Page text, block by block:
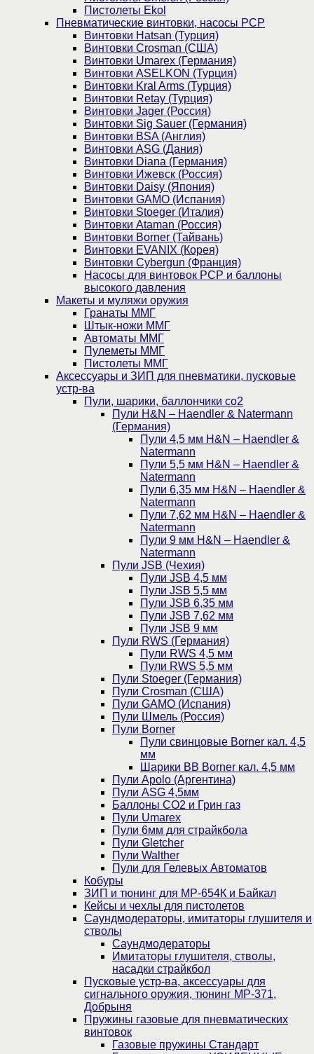
Пистолеты Ekol
Пневматические винтовки, насосы PCP
Винтовки Hatsan (Турция)
Винтовки Crosman (США)
Винтовки Umarex (Германия)
Винтовки ASELKON (Турция)
Винтовки Kral Arms (Турция)
Винтовки Retay (Турция)
Винтовки Jager (Россия)
Винтовки Sig Sauer (Германия)
Винтовки BSA (Англия)
Винтовки ASG (Дания)
Винтовки Diana (Германия)
Винтовки Ижевск (Россия)
Винтовки Daisy (Япония)
Винтовки GAMO (Испания)
Винтовки Stoeger (Италия)
Винтовки Ataman (Россия)
Винтовки Borner (Тайвань)
Винтовки EVANIX (Корея)
Винтовки Cybergun (Франция)
Насосы для винтовок PCP и баллоны
высокого давления
Макеты и муляжи оружия
Гранаты ММГ
Штык-ножи ММГ
Автоматы ММГ
Пулеметы ММГ
Пистолеты ММГ
Аксессуары и ЗИП для пневматики, пусковые
устр-ва
Пули, шарики, баллончики со2
Пули H&N – Haendler & Natermann
(Германия)
Пули 4,5 мм H&N – Haendler &
Natermann
Пули 5,5 мм H&N – Haendler &
Natermann
Пули 6,35 мм H&N – Haendler &
Natermann
Пули 7,62 мм H&N – Haendler &
Natermann
Пули 9 мм H&N – Haendler &
Natermann
Пули JSB (Чехия)
Пули JSB 4,5 мм
Пули JSB 5,5 мм
Пули JSB 6,35 мм
Пули JSB 7,62 мм
Пули JSB 9 мм
Пули RWS (Германия)
Пули RWS 4,5 мм
Пули RWS 5,5 мм
Пули Stoeger (Германия)
Пули Crosman (США)
Пули GAMO (Испания)
Пули Шмель (Россия)
Пули Borner
Пули свинцовые Borner кал. 4,5
мм
Шарики BB Borner кал. 4,5 мм
Пули Apolo (Аргентина)
Пули ASG 4,5мм
Баллоны CO2 и Грин газ
Пули Umarex
Пули 6мм для страйкбола
Пули Gletcher
Пули Walther
Пули для Гелевых Автоматов
Кобуры
ЗИП и тюнинг для МР-654К и Байкал
Кейсы и чехлы для пистолетов
Саундмодераторы, имитаторы глушителя и
стволы
Саундмодераторы
Имитаторы глушителя, стволы,
насадки страйкбол
Пусковые устр-ва, аксессуары для
сигнального оружия, тюнинг МР-371,
Добрыня
Пружины газовые для пневматических
винтовок
Газовые пружины Стандарт